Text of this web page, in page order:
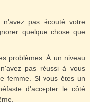
pas écouté votre
quelque chose que
problèmes. À un niveau
pas réussi à vous
femme. Si vous êtes un
d'accepter le côté